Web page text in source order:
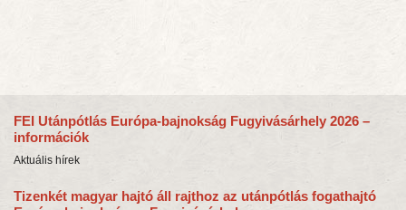
FEI Utánpótlás Európa-bajnokság Fugyivásárhely 2026 –
információk
Aktuális hírek
Tizenkét magyar hajtó áll rajthoz az utánpótlás fogathajtó